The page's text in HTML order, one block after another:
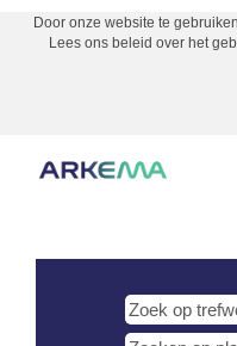
Door onze website te
Lees ons beleid over het